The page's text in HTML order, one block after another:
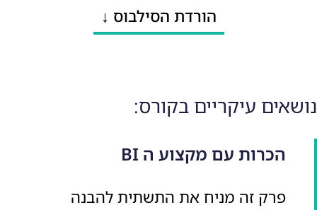
הורדת הסילבוס ↓
נושאים עיקריים בקורס:
הכרות עם מקצוע ה BI
פרק זה מניח את התשתית להבנה